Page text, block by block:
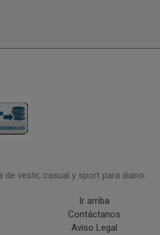
de vestir, casual y sport para diario.
Ir arriba
Contáctanos
Aviso Legal